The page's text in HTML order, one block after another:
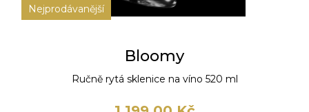
Nejprodávanější
Bloomy
Ručně rytá sklenice na víno 520 ml